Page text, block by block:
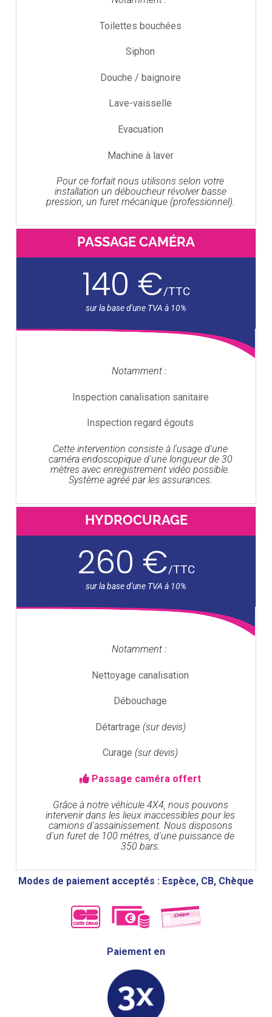
Toilettes bouchées
Siphon
Douche / baignoire
Lave-vaisselle
Evacuation
Machine à laver
Pour ce forfait nous utilisons selon votre
installation un déboucheur révolver basse
pression, un furet mécanique (professionnel).
PASSAGE CAMÉRA
140 €/TTC
Notamment :
Inspection canalisation sanitaire
Inspection regard égouts
Cette intervention consiste à l'usage d'une
caméra endoscopique d'une longueur de 30
mètres avec enregistrement vidéo possible.
Système agréé par les assurances.
HYDROCURAGE
260 €/TTC
Notamment :
Nettoyage canalisation
Débouchage
Détartrage (sur devis)
Curage (sur devis)
Passage caméra offert
Grâce à notre véhicule 4X4, nous pouvons
intervenir dans les lieux inaccessibles pour les
camions d'assainissement. Nous disposons
d'un furet de 100 mètres, d'une puissance de
350 bars.
Modes de paiement acceptés : Espèce, CB, Chèque
Paiement en